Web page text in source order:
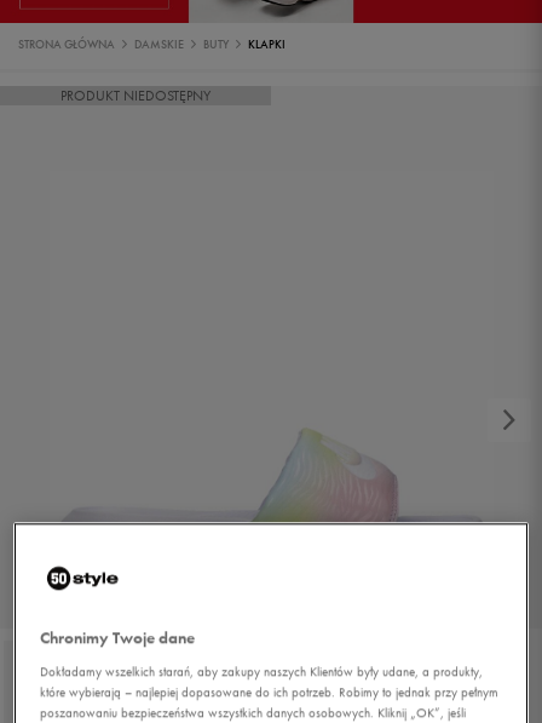
STRONA GŁÓWNA DAMSKIE BUTY KLAPKI
PRODUKT NIEDOSTĘPNY
Chronimy Twoje dane
Dokładamy wszelkich starań, aby zakupy naszych Klientów były udane, a produkty,
które wybierają – najlepiej dopasowane do ich potrzeb. Robimy to jednak przy pełnym
poszanowaniu bezpieczeństwa wszystkich danych osobowych. Kliknij „OK”, jeśli